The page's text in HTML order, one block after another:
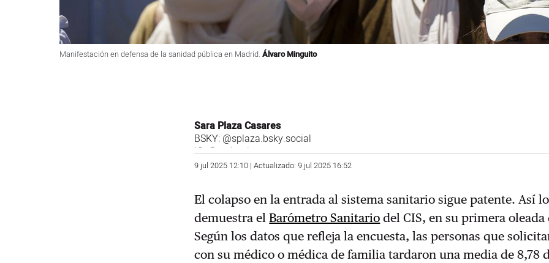
Manifestación en defensa de la sanidad pública en Madrid. Álvaro Minguito
Sara Plaza Casares
BSKY: @splaza.bsky.social
IG:@saritaplaza
9 jul 2025 12:10 | Actualizado: 9 jul 2025 16:52
El colapso en la entrada al sistema sanitario sigue patente. Así lo
demuestra elBarómetro Sanitario del CIS, en su primera oleada
Según los datos que refleja la encuesta, las personas que
con su médico o médica de familia tardaron una media de 8,78